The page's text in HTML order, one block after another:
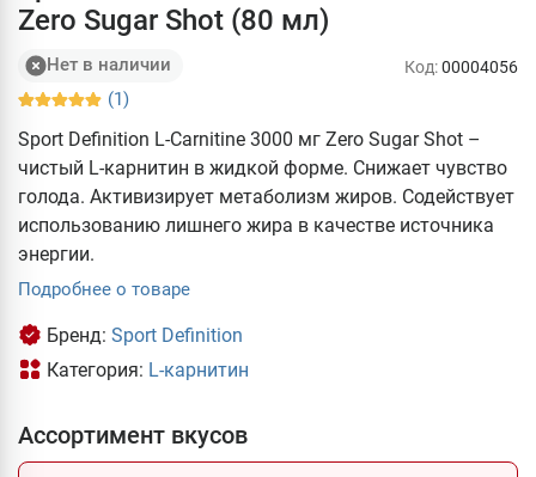
Zero Sugar Shot (80 мл)
Нет в наличии
(1)
Код:00004056
Sport Definition L-Carnitine 3000 мг Zero Sugar Shot –
чистый L-карнитин в жидкой форме. Снижает чувство
голода. Активизирует метаболизм жиров. Содействует
использованию лишнего жира в качестве источника
энергии.
Подробнее о товаре
Бренд: Sport Definition
Категория: L-карнитин
Ассортимент вкусов